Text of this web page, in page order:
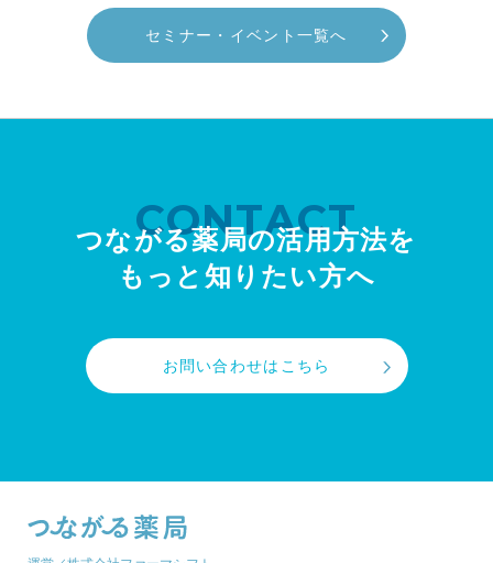
セミナー・イベント一覧へ
CONTACT
つながる薬局の活用方法を
もっと知りたい方へ
お問い合わせはこちら